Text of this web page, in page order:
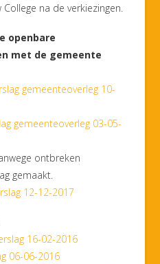
na de verkiezingen.
openbare
met de gemeente
gemeenteoverleg 10-
gemeenteoverleg 03-05-
ontbreken
gemaakt.
12-12-2017
16-02-2016
06-06-2016